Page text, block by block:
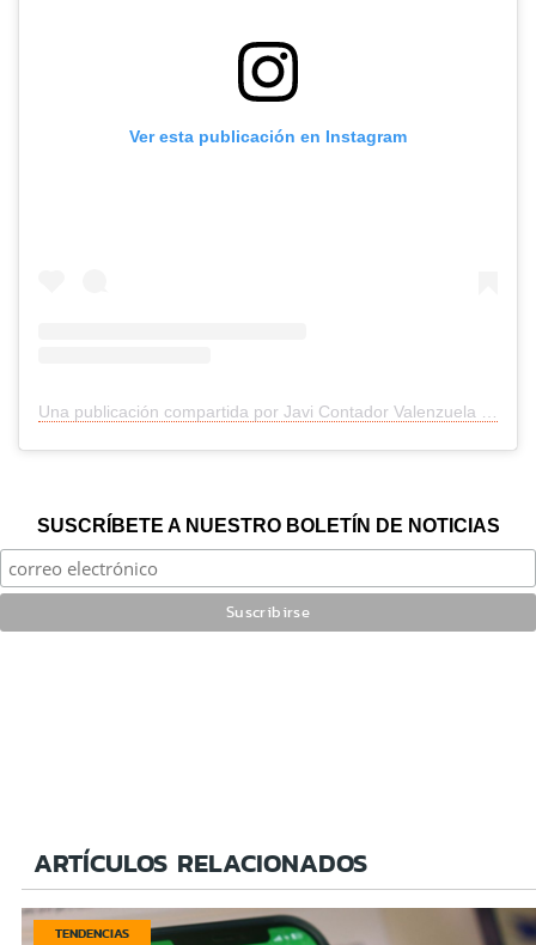
Ver esta publicación en Instagram
SUSCRÍBETE A NUESTRO BOLETÍN DE NOTICIAS
ARTÍCULOS RELACIONADOS
TENDENCIAS